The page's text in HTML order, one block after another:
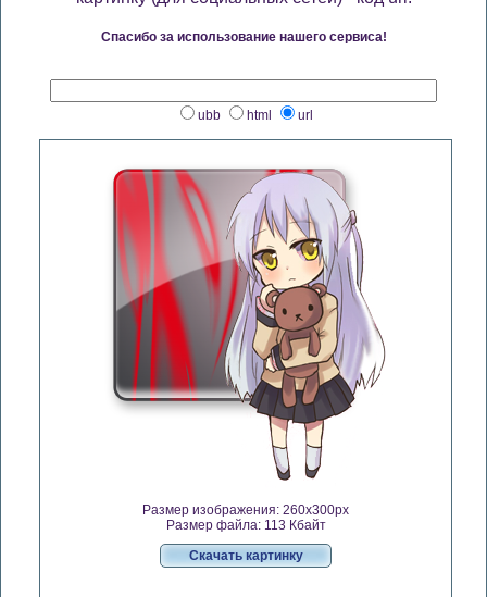
Спасибо за использование нашего сервиса!
ubb html url
Размер изображения: 260x300px
Размер файла: 113 Кбайт
Скачать картинку